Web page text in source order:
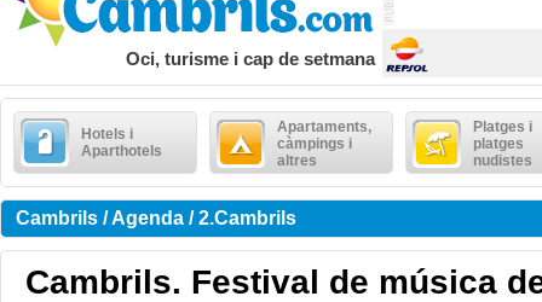
Oci, turisme i cap de setmana
Hotels i
Aparthotels
Apartaments,
càmpings i
altres
Platges i
platges
nudistes
Cambrils / Agenda / 2.Cambrils
Cambrils. Festival de música